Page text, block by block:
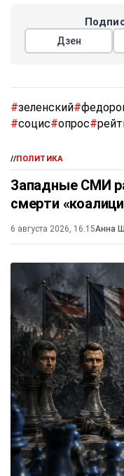
Дзен
#зеленский#
#социс#опрос#
//ПОЛИТИКА
Западные СМИ
смерти
6 августа 2026, 16:15Анна